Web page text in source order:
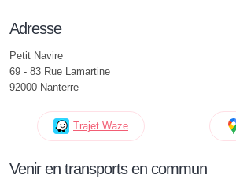
Adresse
Petit Navire
69 - 83 Rue Lamartine
92000 Nanterre
Trajet Waze
Venir en transports en commun